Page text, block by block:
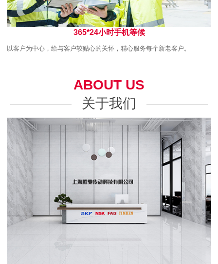
365*24小时手机等候
以客户为中心，给与客户较贴心的关怀，精心服务每个新老客户。
ABOUT US
关于我们